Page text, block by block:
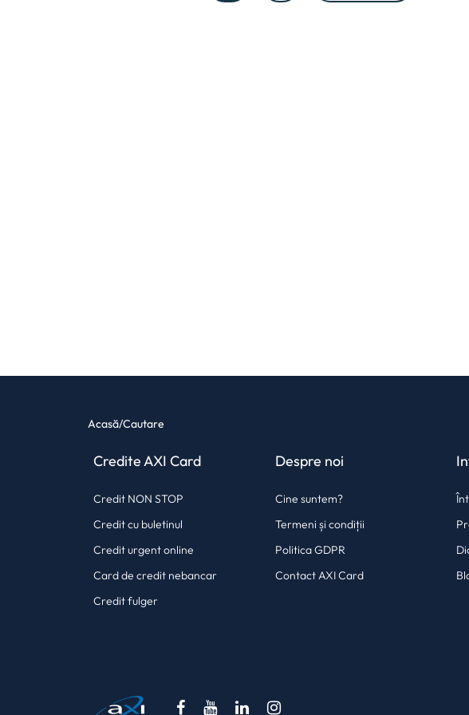
Acasă/Cautare
Credite AXI Card
Credit NON STOP
Credit cu buletinul
Credit urgent online
Card de credit nebancar
Credit fulger
Despre noi
Cine suntem?
Termeni și condiții
Politica GDPR
Contact AXI Card
(opens in a new tab)
(opens in a new tab)
(opens in a new tab)
(opens in a new tab)